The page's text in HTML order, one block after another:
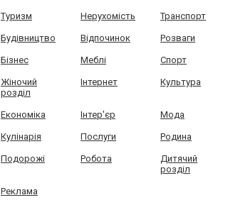
Туризм Нерухомість Транспорт
Будівництво Відпочинок Розваги
Бізнес Меблі Спорт
Жіночий
розділ
Інтернет Культура
Економіка Інтер'єр Мода
Кулінарія Послуги Родина
Подорожі Робота
Дитячий
розділ
Реклама